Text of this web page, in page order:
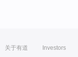
关于有道 Investors